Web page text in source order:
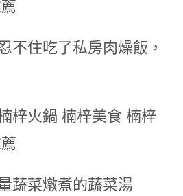
不住吃了私房肉燥飯，
蔬菜燉煮的蔬菜湯